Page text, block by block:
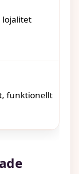
lojalitet
funktionellt